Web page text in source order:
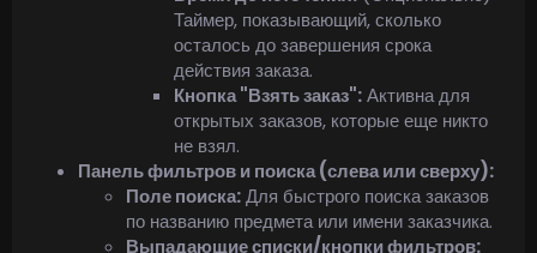
Таймер, показывающий, сколько
осталось до завершения срока
действия заказа.
Кнопка "Взять заказ":Активна для
открытых заказов, которые еще никто
не взял.
Панель фильтров и поиска (слева или сверху):
Поле поиска:Для быстрого поиска заказов
по названию предмета или имени заказчика.
Выпадающие списки/кнопки фильтров: